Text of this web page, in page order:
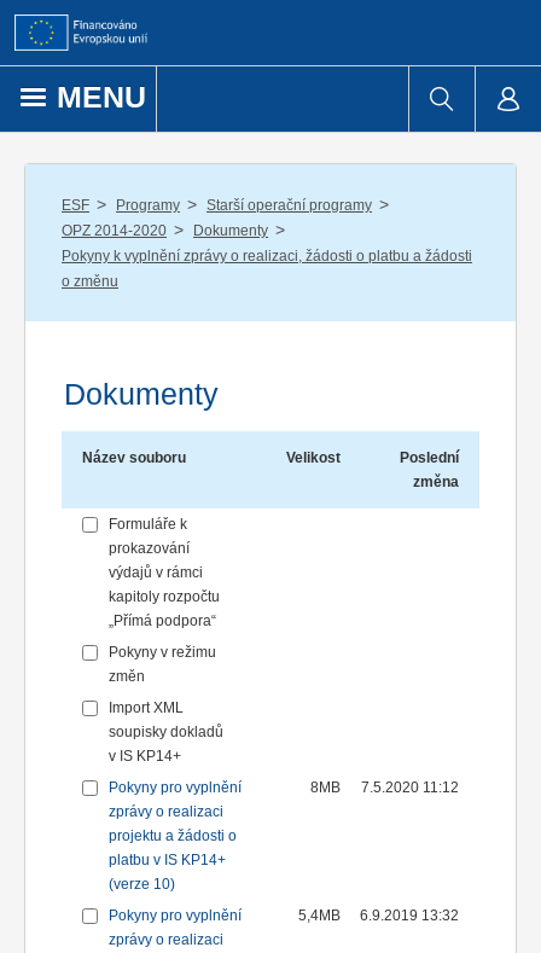
Přejít k obsahu
MENU
ESF / Programy / Starší operační programy /
OPZ 2014-2020 / Dokumenty /
Pokyny k vyplnění zprávy o realizaci, žádosti o platbu a žádosti
o změnu
Dokumenty
Název souboru Velikost
Poslední
změna
Formuláře k
prokazování
výdajů v rámci
kapitoly rozpočtu
„Přímá podpora“
Pokyny v režimu
změn
Import XML
soupisky dokladů
v IS KP14+
Pokyny pro vyplnění
zprávy o realizaci
projektu a žádosti o
platbu v IS KP14+
(verze 10)
8MB 7.5.2020 11:12
Pokyny pro vyplnění
zprávy o realizaci
5,4MB 6.9.2019 13:32